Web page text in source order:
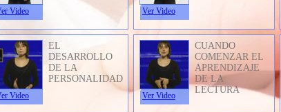
Video Ver Video
Video
EL
DESARROLLO
DE LA
PERSONALIDAD
Ver Video
CUANDO
COMENZAR EL
APRENDIZAJE
DE LA
LECTURA